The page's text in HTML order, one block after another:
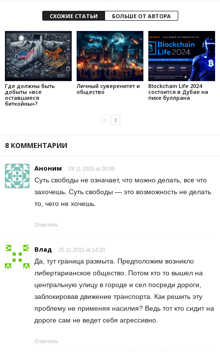
СХОЖИЕ СТАТЬИ БОЛЬШЕ ОТ АВТОРА
Где должны быть
добыты «все
оставшиеся
биткойны»?
Личный суверенитет и
общество
Blockchain Life 2024
состоится в Дубае на
пике буллрана
8 КОММЕНТАРИИ
Аноним 29.11.2015 at 00:05
Суть свободы не означает, что можно делать, все что
захочешь. Суть свободы — это возможность не делать
то, чего не хочешь.
Ответить
Влад 25.11.2015 at 14:20
Да, тут граница размыта. Предположим возникло
либертарианское общество. Потом кто то вышел на
центральную улицу в городе и сел посреди дороги,
заблокировав движение транспорта. Как решить эту
проблему не применяя насилия? Ведь тот кто сидит на
дороге сам не ведет себя агрессивно.
Ответить